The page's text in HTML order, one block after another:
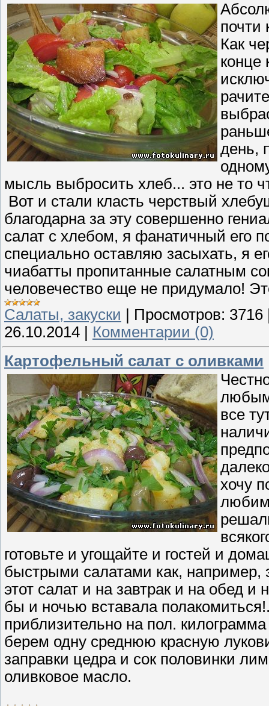
почти
Как
конце
день,
мысль выбросить хлеб... это не то
Вот и стали класть черствый
благодарна за эту совершенно
салат с хлебом, я фанатичный его
специально оставляю засыхать, я
чиабатты пропитанные салатным
человечество еще не придумало!
Cалаты, закуски
Просмотров: 3716
26.10.2014
Комментарии (0)
Картофельный салат с оливками
все
хочу
готовьте и угощайте и гостей и
быстрыми салатами как, например,
этот салат и на завтрак и на обед
бы и ночью вставала
приблизительно на пол.
берем одну среднюю красную
заправки цедра и сок половинки
оливковое масло.